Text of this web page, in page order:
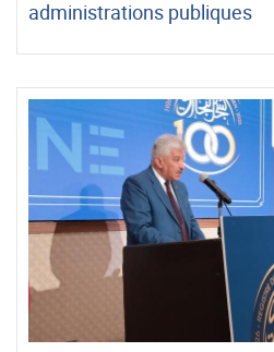
administrations publiques